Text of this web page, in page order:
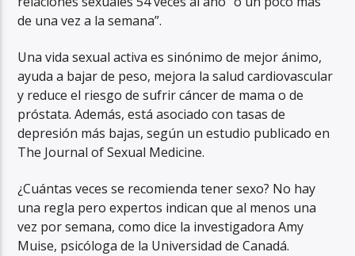
de una vez a la semana”.
Una vida sexual activa es sinónimo de mejor ánimo,
ayuda a bajar de peso, mejora la salud cardiovascular
y reduce el riesgo de sufrir cáncer de mama o de
próstata. Además, está asociado con tasas de
depresión más bajas, según un estudio publicado en
The Journal of Sexual Medicine.
¿Cuántas veces se recomienda tener sexo? No hay
una regla pero expertos indican que al menos una
vez por semana, como dice la investigadora Amy
Muise, psicóloga de la Universidad de Canadá.